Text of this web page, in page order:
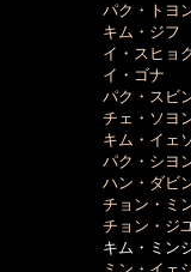
パク・トヨ
キム・ジフ
イ・スヒョ
イ・ゴナ
パク・スビ
チェ・ソヨ
キム・イェ
パク・シヨ
ハン・ダビ
チョン・ミ
チョン・ジ
キム・ミンジ　　